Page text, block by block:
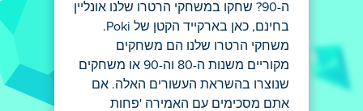
ה-90? שחקו במשחקי הרטרו שלנו אונליין
בחינם, כאן בארקייד הקטן של Poki.
משחקי הרטרו שלנו הם משחקים
מקוריים משנות ה-80 וה-90 או משחקים
שנוצרו בהשראת העשורים האלה. אם
אתם מסכימים עם האמירה 'פחות